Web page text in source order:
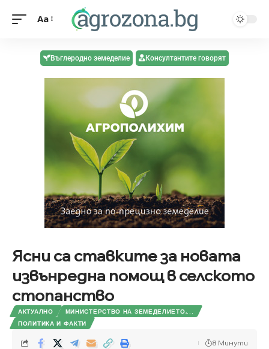
Aa
Въглеродно земеделие Консултантите говорят
Ясни са ставките за новата
извънредна помощ в селското
стопанство
АКТУАЛНО
МИНИСТЕРСТВО НА ЗЕМЕДЕЛИЕТО,...
ПОЛИТИКА И ФАКТИ
8 Минути